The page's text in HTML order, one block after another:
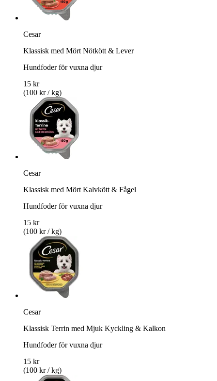
Cesar
Klassisk med Mört Nötkött & Lever
Hundfoder för vuxna djur
15 kr
(100 kr / kg)
Cesar
Klassisk med Mört Kalvkött & Fågel
Hundfoder för vuxna djur
15 kr
(100 kr / kg)
Cesar
Klassisk Terrin med Mjuk Kyckling & Kalkon
Hundfoder för vuxna djur
15 kr
(100 kr / kg)